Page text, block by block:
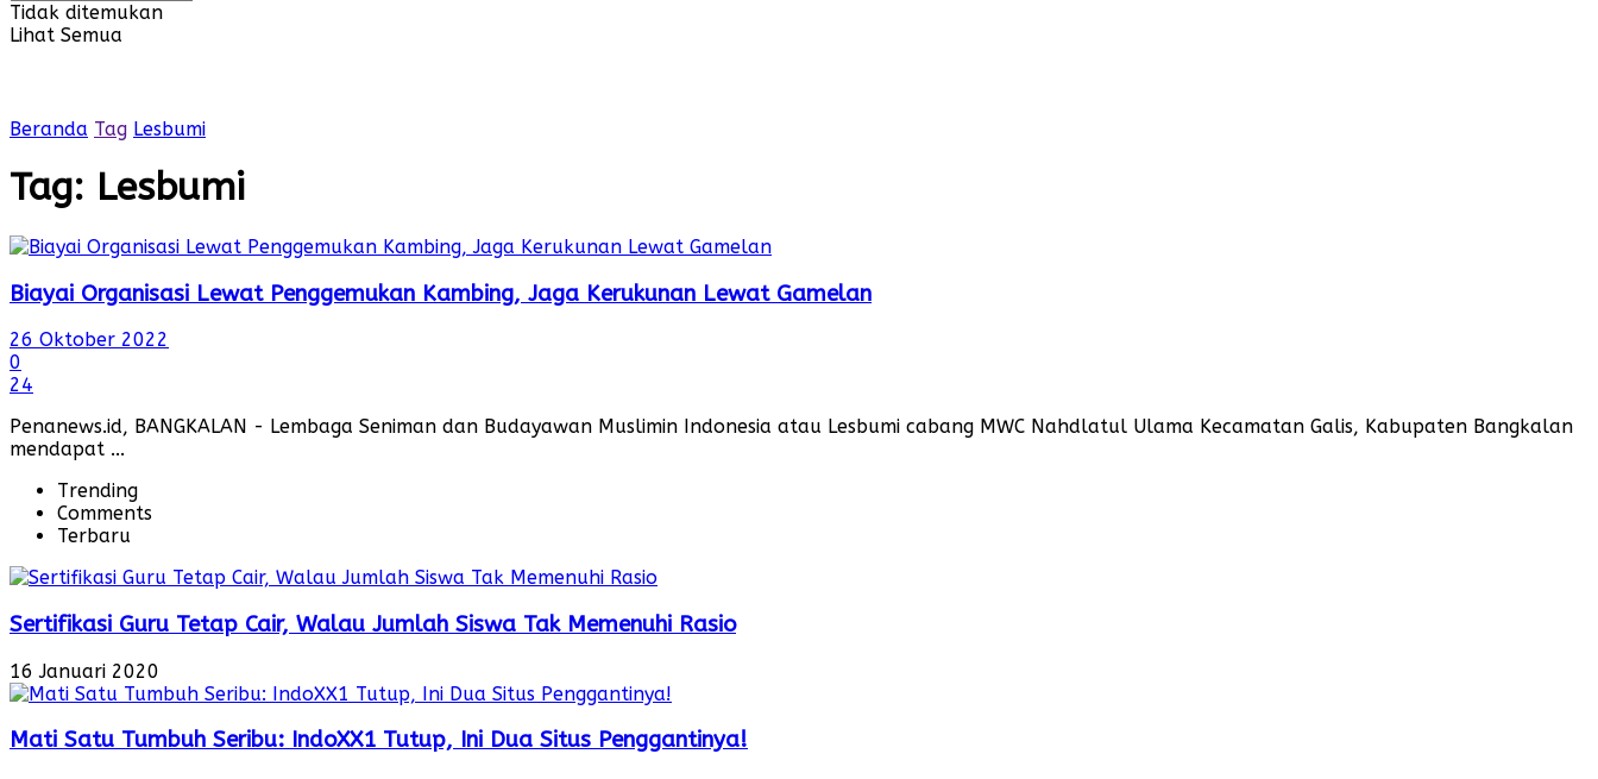
Tidak ditemukan
Lihat Semua
Beranda Tag Lesbumi
Tag: Lesbumi
Biayai Organisasi Lewat Penggemukan Kambing, Jaga Kerukunan Lewat Gamelan
26 Oktober 2022
0
24
Penanews.id, BANGKALAN - Lembaga Seniman dan Budayawan Muslimin Indonesia atau Lesbumi cabang MWC Nahdlatul Ulama Kecamatan Galis, Kabupaten Bangkalan
mendapat ...
Trending
Comments
Terbaru
Sertifikasi Guru Tetap Cair, Walau Jumlah Siswa Tak Memenuhi Rasio
16 Januari 2020
Mati Satu Tumbuh Seribu: IndoXX1 Tutup, Ini Dua Situs Penggantinya!